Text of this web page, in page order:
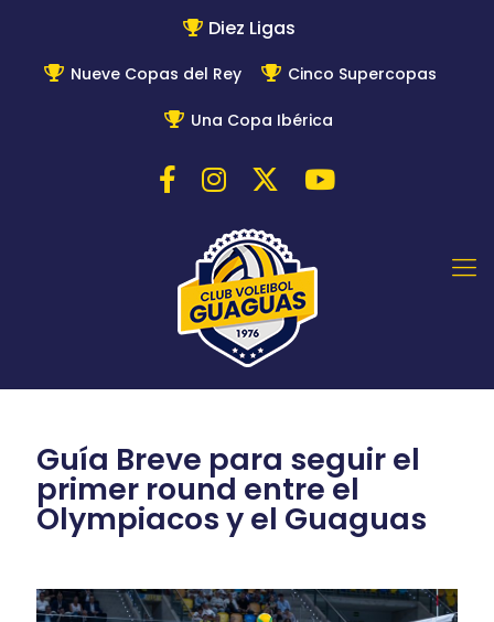
Diez Ligas
Nueve Copas del Rey Cinco Supercopas
Una Copa Ibérica
Guía Breve para seguir el
primer round entre el
Olympiacos y el Guaguas